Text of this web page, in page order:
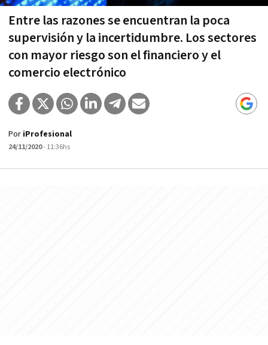
Entre las razones se encuentran la poca
supervisión y la incertidumbre. Los sectores
con mayor riesgo son el financiero y el
comercio electrónico
Por iProfesional
24/11/2020- 11:36hs